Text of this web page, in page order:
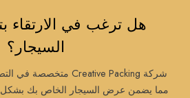
هل ترغب في الارتقاء
السيجار؟
شركة Creative Packing متخصصة في التصميم والجودة الاستثنائية،
مما يضمن عرض السيجار الخاص بك بشكل